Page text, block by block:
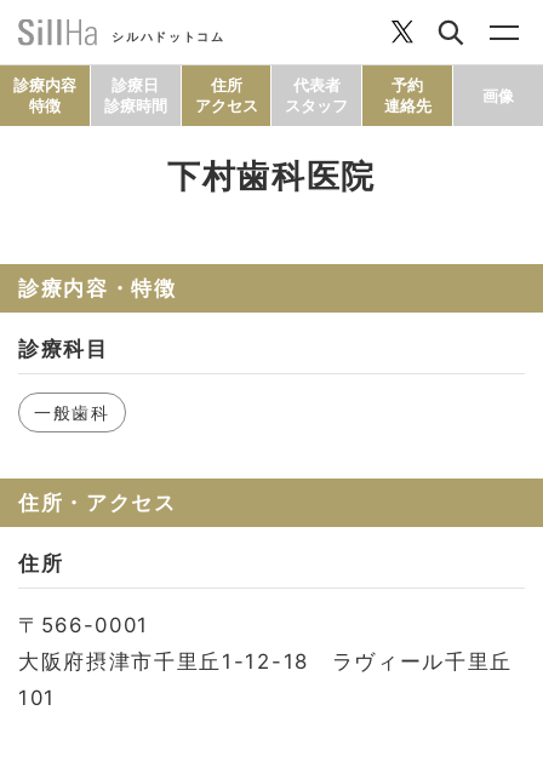
シルハドットコム
診療内容
特徴
診療日
診療時間
住所
アクセス
代表者
スタッフ
予約
連絡先
画像
下村歯科医院
診療内容・特徴
診療科目
一般歯科
住所・アクセス
住所
〒566-0001
大阪府摂津市千里丘1-12-18 ラヴィール千里丘
101